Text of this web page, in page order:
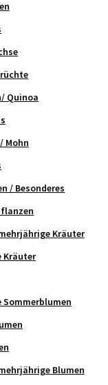
Quinoa
Mohn
/ Besonderes
Kräuter
Kräuter
Blumen